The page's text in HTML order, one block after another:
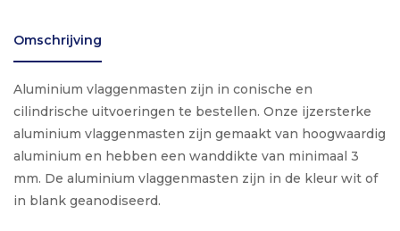
Omschrijving
Aluminium vlaggenmasten zijn in conische en
cilindrische uitvoeringen te bestellen. Onze ijzersterke
aluminium vlaggenmasten zijn gemaakt van hoogwaardig
aluminium en hebben een wanddikte van minimaal 3
mm. De aluminium vlaggenmasten zijn in de kleur wit of
in blank geanodiseerd.